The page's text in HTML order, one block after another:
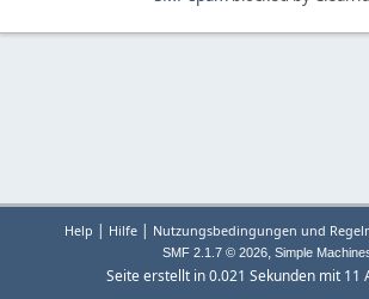
Help | Hilfe| Nutzungsbedingungen und
SMF 2.1.7 © 2026, Simple
Seite erstellt in 0.021 Sekunden mit 11